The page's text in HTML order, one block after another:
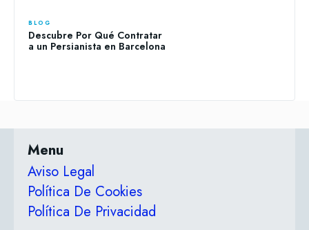
BLOG
Descubre Por Qué Contratar
a un Persianista en Barcelona
Menu
Aviso Legal
Política De Cookies
Política De Privacidad